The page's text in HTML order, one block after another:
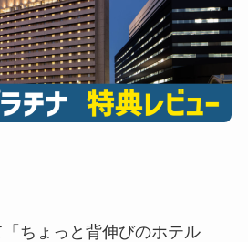
ちょっと背伸びのホテル